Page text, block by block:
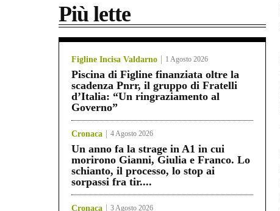
Più lette
Figline Incisa Valdarno 1 Agosto 2026
Piscina di Figline finanziata oltre la
scadenza Pnrr, il gruppo di Fratelli
d’Italia: “Un ringraziamento al
Governo”
Cronaca 4 Agosto 2026
Un anno fa la strage in A1 in cui
morirono Gianni, Giulia e Franco. Lo
schianto, il processo, lo stop ai
sorpassi fra tir....
Cronaca 3 Agosto 2026